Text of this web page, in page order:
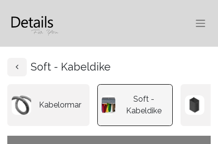
Soft - Kabeldike
Kabelormar
Soft -
Kabeldike